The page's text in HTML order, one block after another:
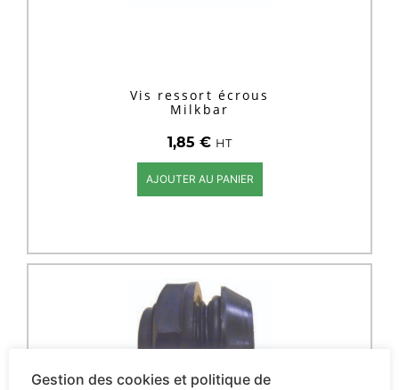
Vis ressort écrous
Milkbar
1,85 € HT
AJOUTER AU PANIER
Gestion des cookies et politique de